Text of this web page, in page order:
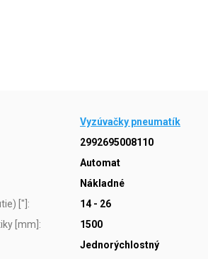
Vyzúvačky pneumatík
2992695008110
Automat
Nákladné
["] :
14 - 26
[mm] :
1500
Jednorýchlostný